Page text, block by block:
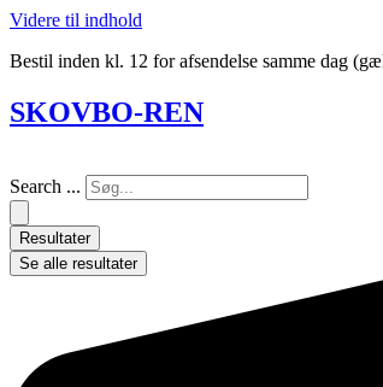
Videre til indhold
Bestil inden kl. 12 for afsendelse samme dag
SKOVBO-REN
Search ...
Resultater
Se alle resultater